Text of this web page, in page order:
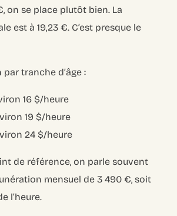
on se place plutôt bien. La
est à 19,23 €. C’est presque le
tranche d’âge :
16 $/heure
19 $/heure
24 $/heure
de référence, on parle souvent
mensuel de 3 490 €, soit
l’heure.